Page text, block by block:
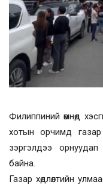
Филиппиний өмнөд
хотын орчимд газар
зэргэлдээ
байна.
Газар хөдлөлтийн